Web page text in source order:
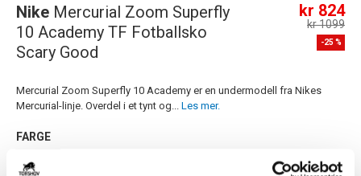
-25 %
Nike Mercurial Zoom Superfly
10 Academy TF Fotballsko
Scary Good
kr 824
kr 1099
Mercurial Zoom Superfly 10 Academy er en undermodell fra Nikes
Mercurial-linje. Overdel i et tynt og... Les mer.
FARGE